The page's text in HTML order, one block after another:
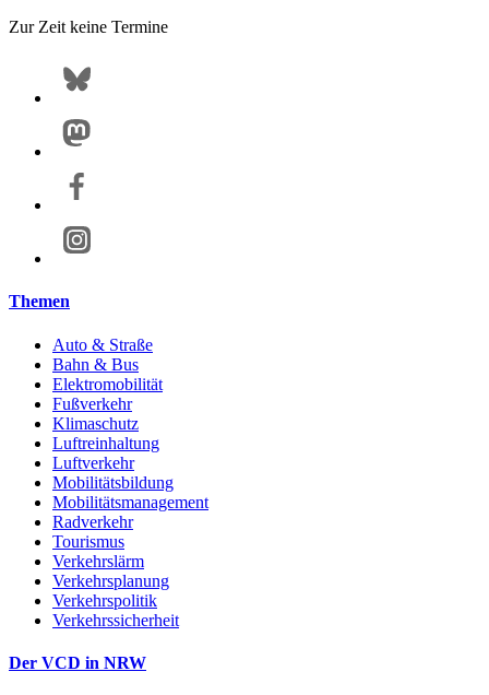
Zur Zeit keine Termine
Themen
Auto & Straße
Bahn & Bus
Elektromobilität
Fußverkehr
Klimaschutz
Luftreinhaltung
Luftverkehr
Mobilitätsbildung
Mobilitätsmanagement
Radverkehr
Tourismus
Verkehrslärm
Verkehrsplanung
Verkehrspolitik
Verkehrssicherheit
Der VCD in NRW